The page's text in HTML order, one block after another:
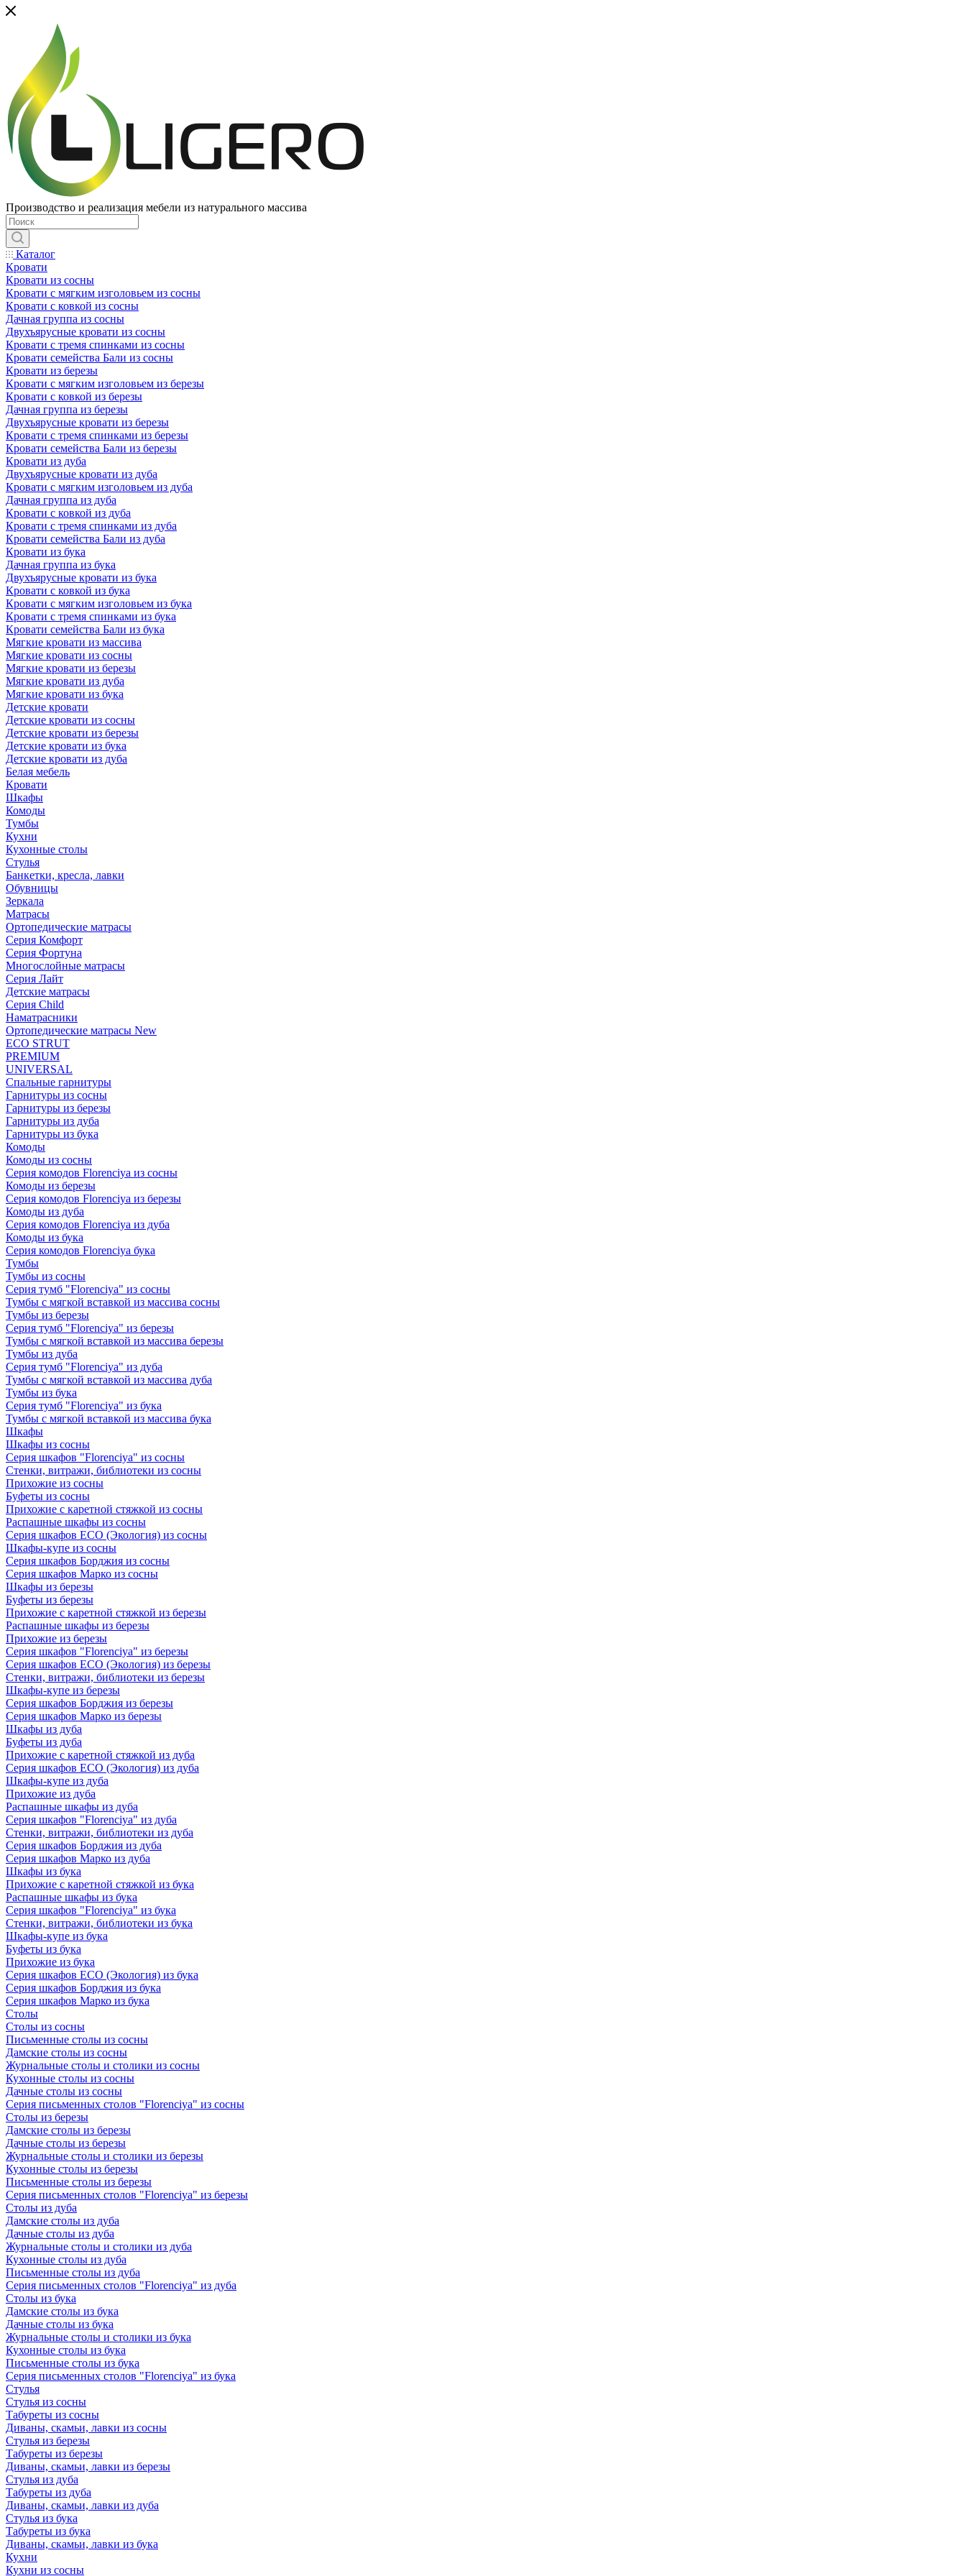
Производство и реализация мебели из натурального массива
Каталог
Кровати
Кровати из сосны
Кровати с мягким изголовьем из сосны
Кровати с ковкой из сосны
Дачная группа из сосны
Двухъярусные кровати из сосны
Кровати с тремя спинками из сосны
Кровати семейства Бали из сосны
Кровати из березы
Кровати с мягким изголовьем из березы
Кровати с ковкой из березы
Дачная группа из березы
Двухъярусные кровати из березы
Кровати с тремя спинками из березы
Кровати семейства Бали из березы
Кровати из дуба
Двухъярусные кровати из дуба
Кровати с мягким изголовьем из дуба
Дачная группа из дуба
Кровати с ковкой из дуба
Кровати с тремя спинками из дуба
Кровати семейства Бали из дуба
Кровати из бука
Дачная группа из бука
Двухъярусные кровати из бука
Кровати с ковкой из бука
Кровати с мягким изголовьем из бука
Кровати с тремя спинками из бука
Кровати семейства Бали из бука
Мягкие кровати из массива
Мягкие кровати из сосны
Мягкие кровати из березы
Мягкие кровати из дуба
Мягкие кровати из бука
Детские кровати
Детские кровати из сосны
Детские кровати из березы
Детские кровати из бука
Детские кровати из дуба
Белая мебель
Кровати
Шкафы
Комоды
Тумбы
Кухни
Кухонные столы
Стулья
Банкетки, кресла, лавки
Обувницы
Зеркала
Матрасы
Ортопедические матрасы
Серия Комфорт
Серия Фортуна
Многослойные матрасы
Серия Лайт
Детские матрасы
Серия Child
Наматрасники
Ортопедические матрасы New
ECO STRUT
PREMIUM
UNIVERSAL
Спальные гарнитуры
Гарнитуры из сосны
Гарнитуры из березы
Гарнитуры из дуба
Гарнитуры из бука
Комоды
Комоды из сосны
Серия комодов Florenciya из сосны
Комоды из березы
Серия комодов Florenciya из березы
Комоды из дуба
Серия комодов Florenciya из дуба
Комоды из бука
Серия комодов Florenciya бука
Тумбы
Тумбы из сосны
Серия тумб "Florenciya" из сосны
Тумбы с мягкой вставкой из массива сосны
Тумбы из березы
Серия тумб "Florenciya" из березы
Тумбы с мягкой вставкой из массива березы
Тумбы из дуба
Серия тумб "Florenciya" из дуба
Тумбы с мягкой вставкой из массива дуба
Тумбы из бука
Серия тумб "Florenciya" из бука
Тумбы с мягкой вставкой из массива бука
Шкафы
Шкафы из сосны
Серия шкафов "Florenciya" из сосны
Стенки, витражи, библиотеки из сосны
Прихожие из сосны
Буфеты из сосны
Прихожие с каретной стяжкой из сосны
Распашные шкафы из сосны
Серия шкафов ECO (Экология) из сосны
Шкафы-купе из сосны
Серия шкафов Борджия из сосны
Серия шкафов Марко из сосны
Шкафы из березы
Буфеты из березы
Прихожие с каретной стяжкой из березы
Распашные шкафы из березы
Прихожие из березы
Серия шкафов "Florenciya" из березы
Серия шкафов ECO (Экология) из березы
Стенки, витражи, библиотеки из березы
Шкафы-купе из березы
Серия шкафов Борджия из березы
Серия шкафов Марко из березы
Шкафы из дуба
Буфеты из дуба
Прихожие с каретной стяжкой из дуба
Серия шкафов ECO (Экология) из дуба
Шкафы-купе из дуба
Прихожие из дуба
Распашные шкафы из дуба
Серия шкафов "Florenciya" из дуба
Стенки, витражи, библиотеки из дуба
Серия шкафов Борджия из дуба
Серия шкафов Марко из дуба
Шкафы из бука
Прихожие с каретной стяжкой из бука
Распашные шкафы из бука
Серия шкафов "Florenciya" из бука
Стенки, витражи, библиотеки из бука
Шкафы-купе из бука
Буфеты из бука
Прихожие из бука
Серия шкафов ECO (Экология) из бука
Серия шкафов Борджия из бука
Серия шкафов Марко из бука
Столы
Столы из сосны
Письменные столы из сосны
Дамские столы из сосны
Журнальные столы и столики из сосны
Кухонные столы из сосны
Дачные столы из сосны
Серия письменных столов "Florenciya" из сосны
Столы из березы
Дамские столы из березы
Дачные столы из березы
Журнальные столы и столики из березы
Кухонные столы из березы
Письменные столы из березы
Серия письменных столов "Florenciya" из березы
Столы из дуба
Дамские столы из дуба
Дачные столы из дуба
Журнальные столы и столики из дуба
Кухонные столы из дуба
Письменные столы из дуба
Серия письменных столов "Florenciya" из дуба
Столы из бука
Дамские столы из бука
Дачные столы из бука
Журнальные столы и столики из бука
Кухонные столы из бука
Письменные столы из бука
Серия письменных столов "Florenciya" из бука
Стулья
Стулья из сосны
Табуреты из сосны
Диваны, скамьи, лавки из сосны
Стулья из березы
Табуреты из березы
Диваны, скамьи, лавки из березы
Стулья из дуба
Табуреты из дуба
Диваны, скамьи, лавки из дуба
Стулья из бука
Табуреты из бука
Диваны, скамьи, лавки из бука
Кухни
Кухни из сосны